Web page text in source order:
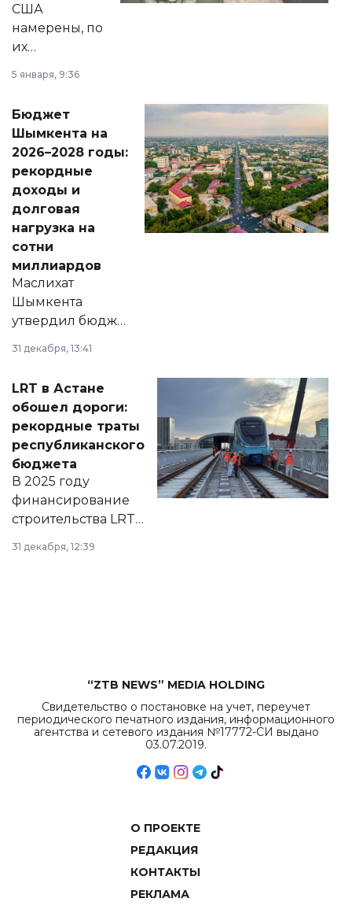
США
намерены, по
их
принести
народу
Венесуэлы.
5 января, 9:36
Бюджет
Шымкента на
2026–2028 годы:
рекордные
доходы и
долговая
нагрузка на
сотни
миллиардов
Маслихат
Шымкента
утвердил бюджет
города на 2026–
2028 годы.
документ
появился в базе
нормативных
правовых актов и
на сайте маслихат
города.
31 декабря, 13:41
LRT в Астане
обошел дороги:
рекордные траты
республиканского
бюджета
В 2025 году
финансирование
строительства LRT
в Астане из
республиканского
31 декабря, 12:39
“ZTB NEWS” MEDIA HOLDING
Свидетельство о постановке на учет, переучет
периодического печатного издания, информационного
агентства и сетевого издания №17772-СИ выдано
03.07.2019.
О ПРОЕКТЕ
РЕДАКЦИЯ
КОНТАКТЫ
РЕКЛАМА